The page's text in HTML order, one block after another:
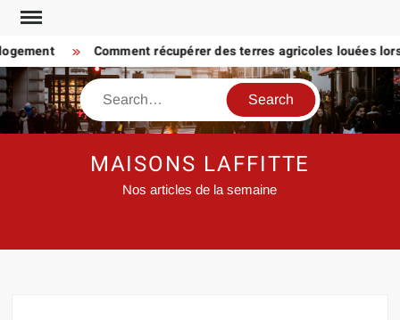
Skip
content
Comment récupérer des terres agricoles louées
Search
MAISONS LAFFITTE
Nos articles de la semaine